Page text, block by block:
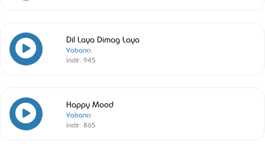
Dil Laya Dimag Laya
Yabancı
İndir: 945
Happy Mood
Yabancı
İndir: 865